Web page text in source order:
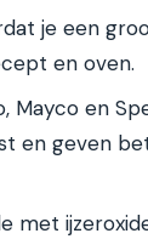
je een
en oven.
Mayco en
en geven
met